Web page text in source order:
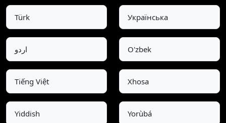
Türk Українська
اردو O'zbek
Tiếng Việt Xhosa
Yiddish Yorùbá